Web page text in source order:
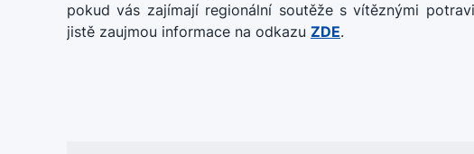
pokud vás zajímají regionální soutěže s vítěznými
jistě zaujmou informace na odkazu ZDE.